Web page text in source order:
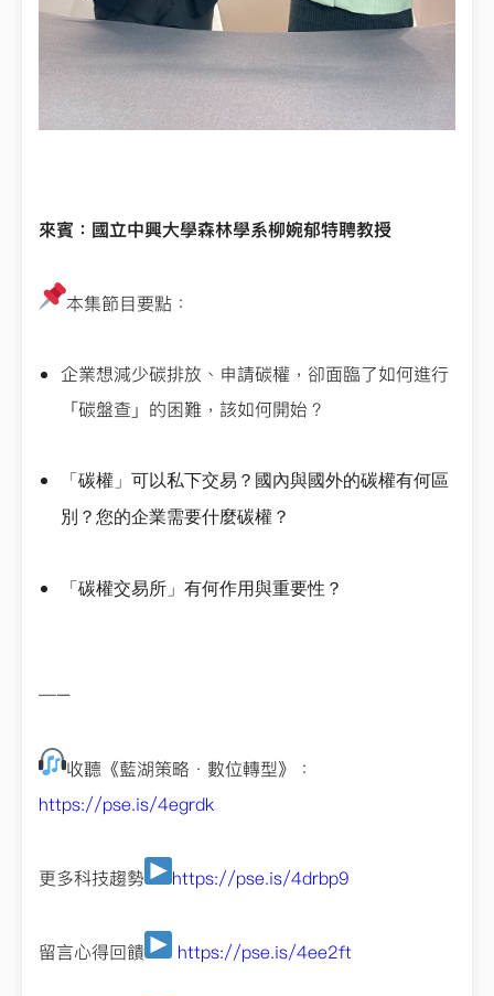
來賓：國立中興大學森林學系柳婉郁特聘教授
本集節目要點：
企業想減少碳排放、申請碳權，卻面臨了如何進行
「碳盤查」的困難，該如何開始？
「碳權」可以私下交易？國內與國外的碳權有何區
別？您的企業需要什麼碳權？
「碳權交易所」有何作用與重要性？
—–
收聽《藍湖策略．數位轉型》：
https://pse.is/4egrdk
更多科技趨勢 https://pse.is/4drbp9
留言心得回饋 https://pse.is/4ee2ft